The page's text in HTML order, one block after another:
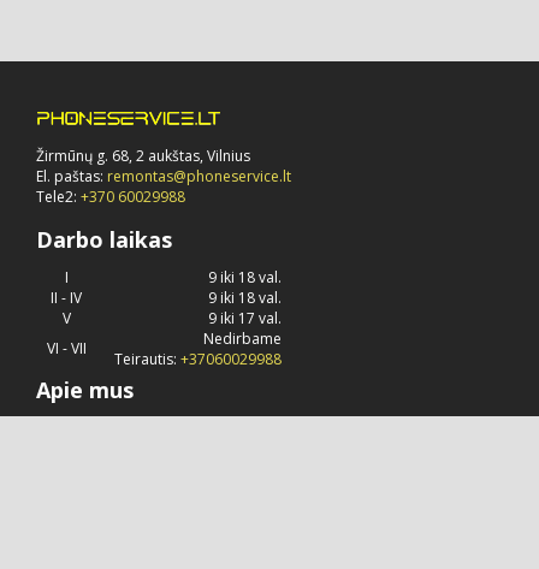
Žirmūnų g. 68, 2 aukštas, Vilnius
El. paštas: remontas@phoneservice.lt
Tele2: +370 60029988
Darbo laikas
I
9 iki 18 val.
II - IV
9 iki 18 val.
V
9 iki 17 val.
VI - VII
Nedirbame
Teirautis: +37060029988
Apie mus